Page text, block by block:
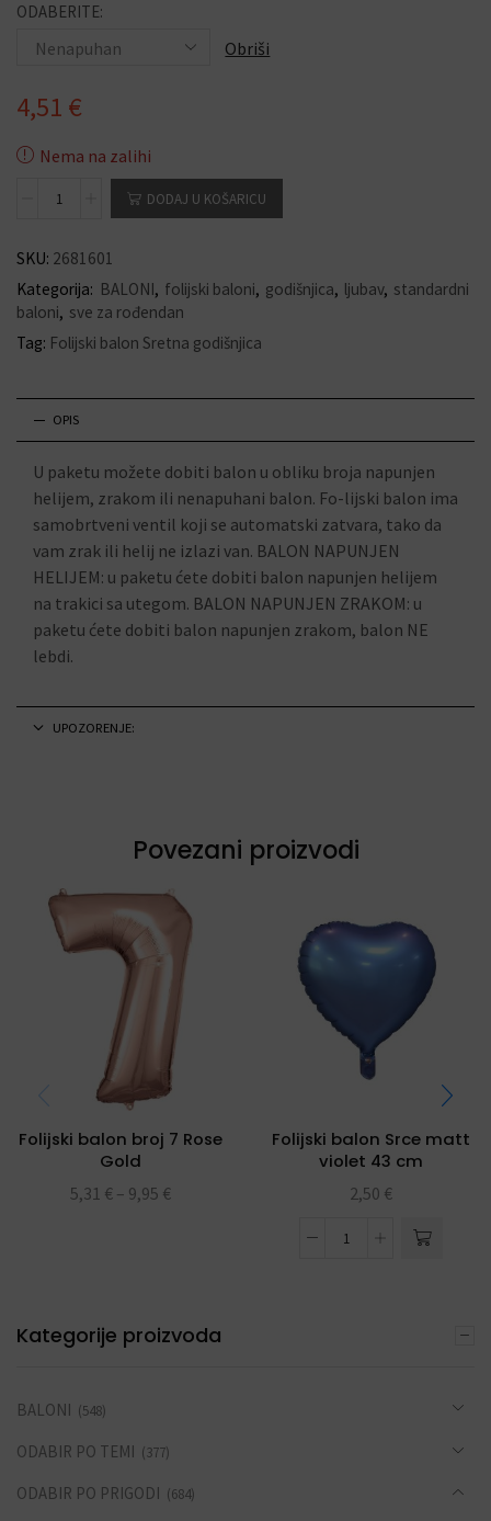
ODABERITE:
Obriši
4,51 €
Nema na zalihi
DODAJ U KOŠARICU
SKU: 2681601
Kategorija: BALONI, folijski baloni, godišnjica, ljubav, standardni
baloni, sve za rođendan
Tag: Folijski balon Sretna godišnjica
OPIS
U paketu možete dobiti balon u obliku broja napunjen
helijem, zrakom ili nenapuhani balon. Fo-lijski balon ima
samobrtveni ventil koji se automatski zatvara, tako da
vam zrak ili helij ne izlazi van. BALON NAPUNJEN
HELIJEM: u paketu ćete dobiti balon napunjen helijem
na trakici sa utegom. BALON NAPUNJEN ZRAKOM: u
paketu ćete dobiti balon napunjen zrakom, balon NE
lebdi.
UPOZORENJE:
Povezani proizvodi
Folijski balon broj 7 Rose
Gold
5,31 € – 9,95 €
Folijski balon Srce matt
violet 43 cm
2,50 €
Kategorije proizvoda
BALONI (548)
ODABIR PO TEMI (377)
ODABIR PO PRIGODI (684)